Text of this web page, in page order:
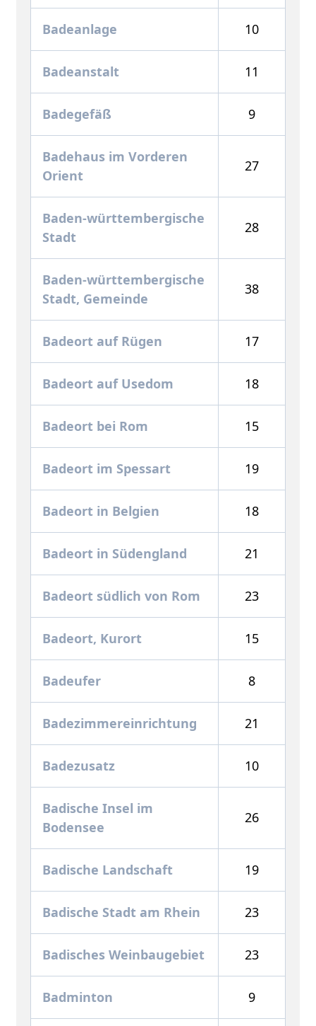
Badeanlage 10
Badeanstalt 11
Badegefäß 9
Badehaus im Vorderen
Orient
27
Baden-württembergische
Stadt
28
Baden-württembergische
Stadt, Gemeinde
38
Badeort auf Rügen 17
Badeort auf Usedom 18
Badeort bei Rom 15
Badeort im Spessart 19
Badeort in Belgien 18
Badeort in Südengland 21
Badeort südlich von Rom 23
Badeort, Kurort 15
Badeufer 8
Badezimmereinrichtung 21
Badezusatz 10
Badische Insel im
Bodensee
26
Badische Landschaft 19
Badische Stadt am Rhein 23
Badisches Weinbaugebiet 23
Badminton 9